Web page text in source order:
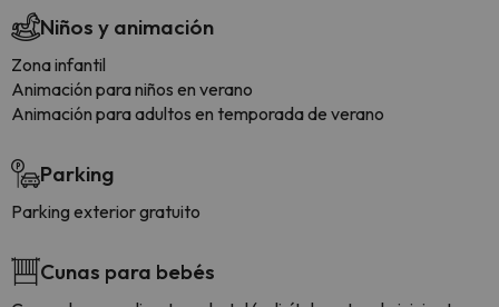
Niños y animación
Zona infantil
Animación para niños en verano
Animación para adultos en temporada de verano
Parking
Parking exterior gratuito
Cunas para bebés